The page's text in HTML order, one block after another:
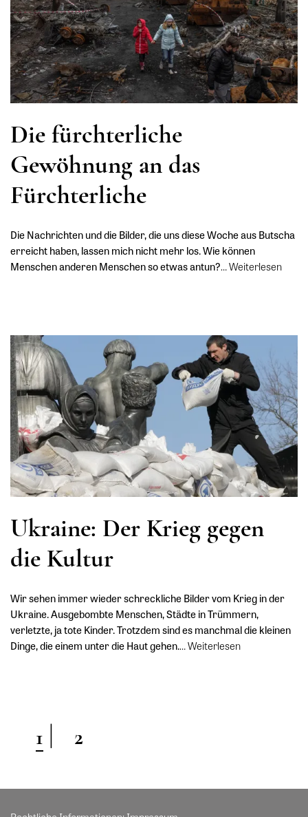
Die fürchterliche
Gewöhnung an das
Fürchterliche
Die Nachrichten und die Bilder, die uns diese Woche aus Butscha
erreicht haben, lassen mich nicht mehr los. Wie können
Menschen anderen Menschen so etwas antun?…Weiterlesen
Ukraine: Der Krieg gegen
die Kultur
Wir sehen immer wieder schreckliche Bilder vom Krieg in der
Ukraine. Ausgebombte Menschen, Städte in Trümmern,
verletzte, ja tote Kinder. Trotzdem sind es manchmal die kleinen
Dinge, die einem unter die Haut gehen.…Weiterlesen
1 2